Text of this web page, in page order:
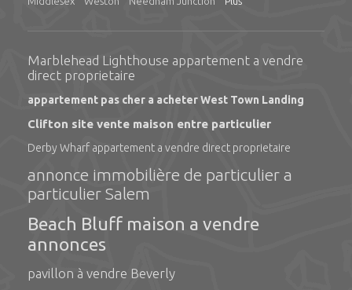
Marblehead Lighthouse appartement a vendre
direct proprietaire
appartement pas cher a acheter West Town Landing
Clifton site vente maison entre particulier
Derby Wharf appartement a vendre direct proprietaire
annonce immobilière de particulier a
particulier Salem
Beach Bluff maison a vendre
annonces
pavillon à vendre Beverly